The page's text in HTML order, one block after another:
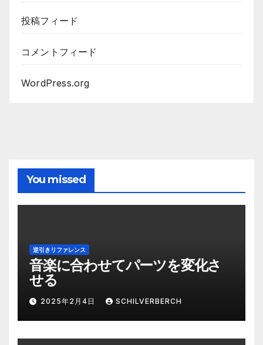
投稿フィード
コメントフィード
WordPress.org
You missed
逆引きリファレンス
音楽に合わせてパーツを変化さ
せる
2025年2月4日 SCHILVERBERCH